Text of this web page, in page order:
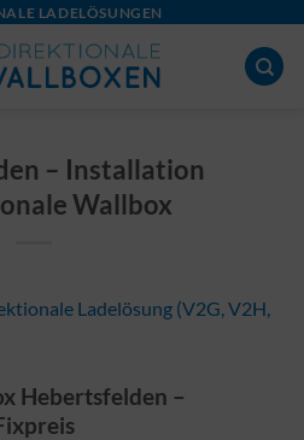
LADELÖSUNGEN
– Installation
Wallbox
Hebertsfelden –